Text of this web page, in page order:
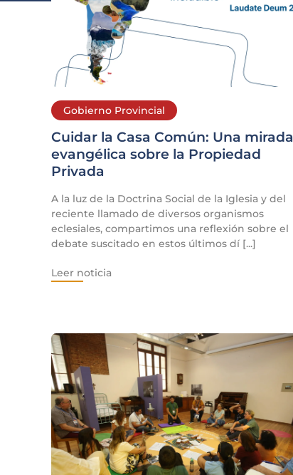
Gobierno Provincial
Cuidar la Casa Común: Una mirada
evangélica sobre la Propiedad
Privada
A la luz de la Doctrina Social de la Iglesia y del
reciente llamado de diversos organismos
eclesiales, compartimos una reflexión sobre el
debate suscitado en estos últimos dí [...]
Leer noticia